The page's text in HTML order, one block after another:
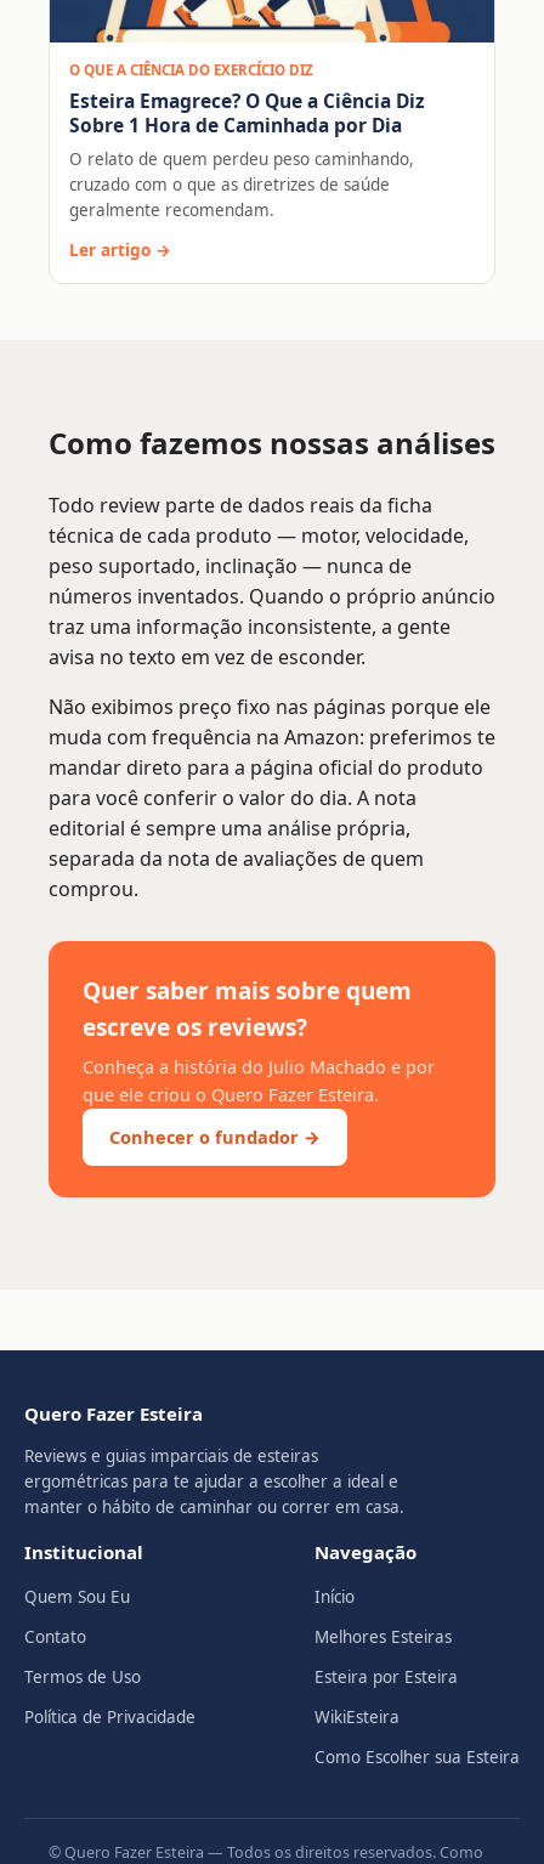
O QUE A CIÊNCIA DO EXERCÍCIO DIZ
Esteira Emagrece? O Que a Ciência Diz
Sobre 1 Hora de Caminhada por Dia
O relato de quem perdeu peso caminhando,
cruzado com o que as diretrizes de saúde
geralmente recomendam.
Ler artigo →
Como fazemos nossas análises
Todo review parte de dados reais da ficha
técnica de cada produto — motor, velocidade,
peso suportado, inclinação — nunca de
números inventados. Quando o próprio anúncio
traz uma informação inconsistente, a gente
avisa no texto em vez de esconder.
Não exibimos preço fixo nas páginas porque ele
muda com frequência na Amazon: preferimos te
mandar direto para a página oficial do produto
para você conferir o valor do dia. A nota
editorial é sempre uma análise própria,
separada da nota de avaliações de quem
comprou.
Quer saber mais sobre quem
escreve os reviews?
Conheça a história do Julio Machado e por
que ele criou o Quero Fazer Esteira.
Conhecer o fundador →
Quero Fazer Esteira
Reviews e guias imparciais de esteiras
ergométricas para te ajudar a escolher a ideal e
manter o hábito de caminhar ou correr em casa.
Institucional
Quem Sou Eu
Contato
Termos de Uso
Política de Privacidade
Navegação
Início
Melhores Esteiras
Esteira por Esteira
WikiEsteira
Como Escolher sua Esteira
© Quero Fazer Esteira — Todos os direitos reservados. Como